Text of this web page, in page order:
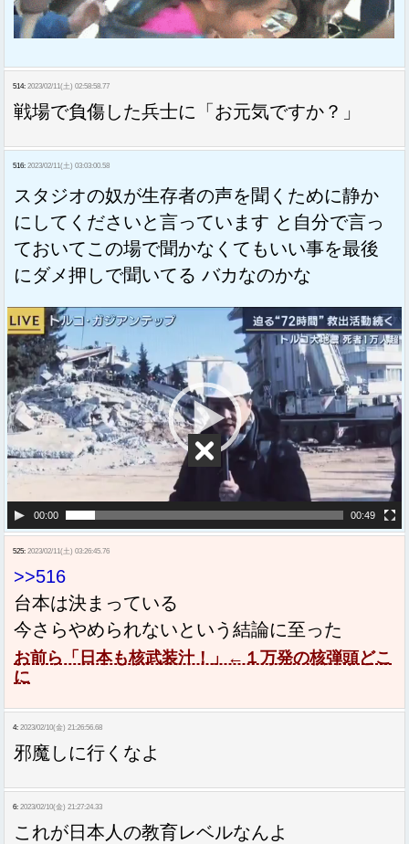
514: 2023/02/11(土) 02:58:58.77
戦場で負傷した兵士に「お元気ですか？」
516: 2023/02/11(土) 03:03:00.58
スタジオの奴が生存者の声を聞くために静か
にしてくださいと言っています と自分で言っ
ておいてこの場で聞かなくてもいい事を最後
にダメ押しで聞いてる バカなのかな
動
画
プ
レ
ー
ヤ
ー
00:00 00:49
525: 2023/02/11(土) 03:26:45.76
>>516
台本は決まっている
今さらやめられないという結論に至った
お前ら「日本も核武装汁！」←１万発の核弾頭どこ
に
4: 2023/02/10(金) 21:26:56.68
邪魔しに行くなよ
6: 2023/02/10(金) 21:27:24.33
これが日本人の教育レベルなんよ